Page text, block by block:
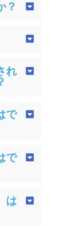
？
れ
で
で
は